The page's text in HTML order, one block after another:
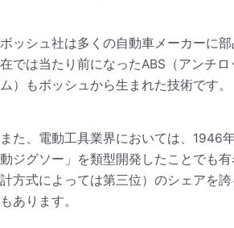
ボッシュ社は多くの自動車メーカーに
在では当たり前になったABS（アンチ
ム）もボッシュから生まれた技術です。
また、電動工具業界においては、1946
動ジグソー」を類型開発したことでも
計方式によっては第三位）のシェアを
もあります。